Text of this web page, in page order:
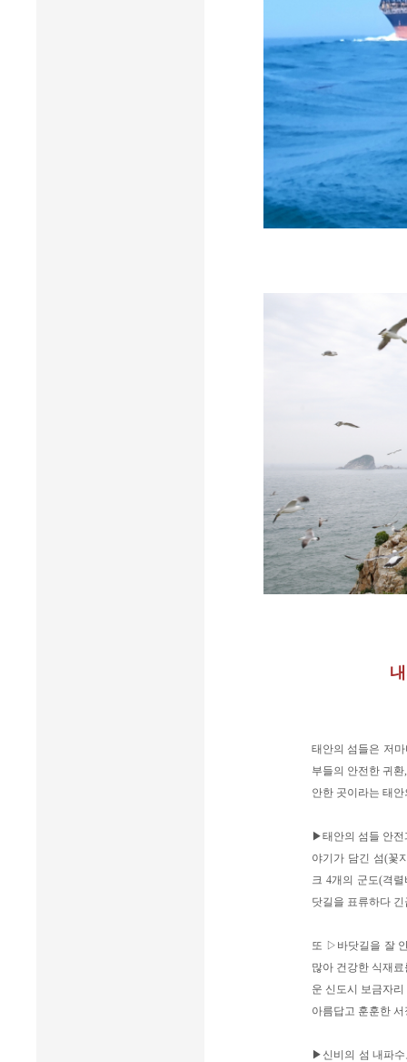
태안의 섬들은 저
부들의 안전한 귀
안한 곳이라는 태
▶태안의 섬들 안
야기가 담긴 섬(꽃
크 4개의 군도(격
닷길을 표류하다
또 ▷바닷길을 잘
많아 건강한 식재
운 신도시 보금자
아름답고 훈훈한
▶신비의 섬 내파수